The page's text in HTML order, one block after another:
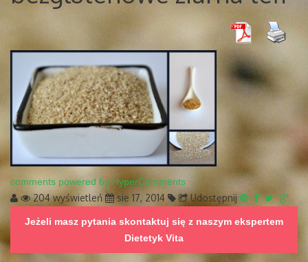
comments powered by HyperComments
204 wyświetleń sie 17, 2014 Udostępnij
Jeżeli masz pytania skontaktuj się z naszym ekspertem
Dietetyk Vita